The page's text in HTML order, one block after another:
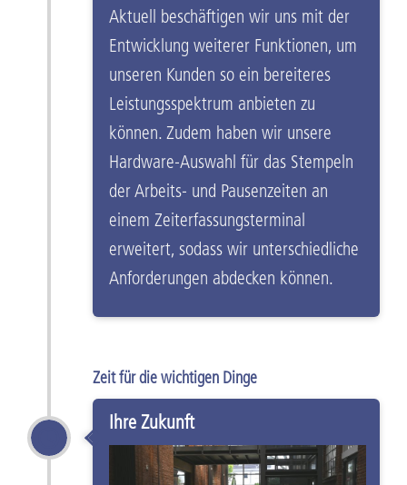
Aktuell beschäftigen wir uns mit der
Entwicklung weiterer Funktionen, um
unseren Kunden so ein bereiteres
Leistungsspektrum anbieten zu
können. Zudem haben wir unsere
Hardware-Auswahl für das Stempeln
der Arbeits- und Pausenzeiten an
einem Zeiterfassungsterminal
erweitert, sodass wir unterschiedliche
Anforderungen abdecken können.
Zeit für die wichtigen Dinge
Ihre Zukunft